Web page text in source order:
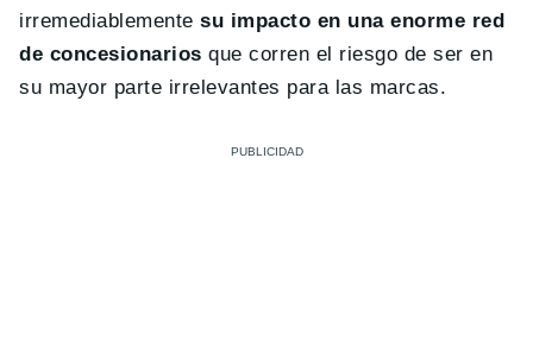
irremediablementesu impacto en una enorme red
de concesionarios que corren el riesgo de ser en
su mayor parte irrelevantes para las marcas.